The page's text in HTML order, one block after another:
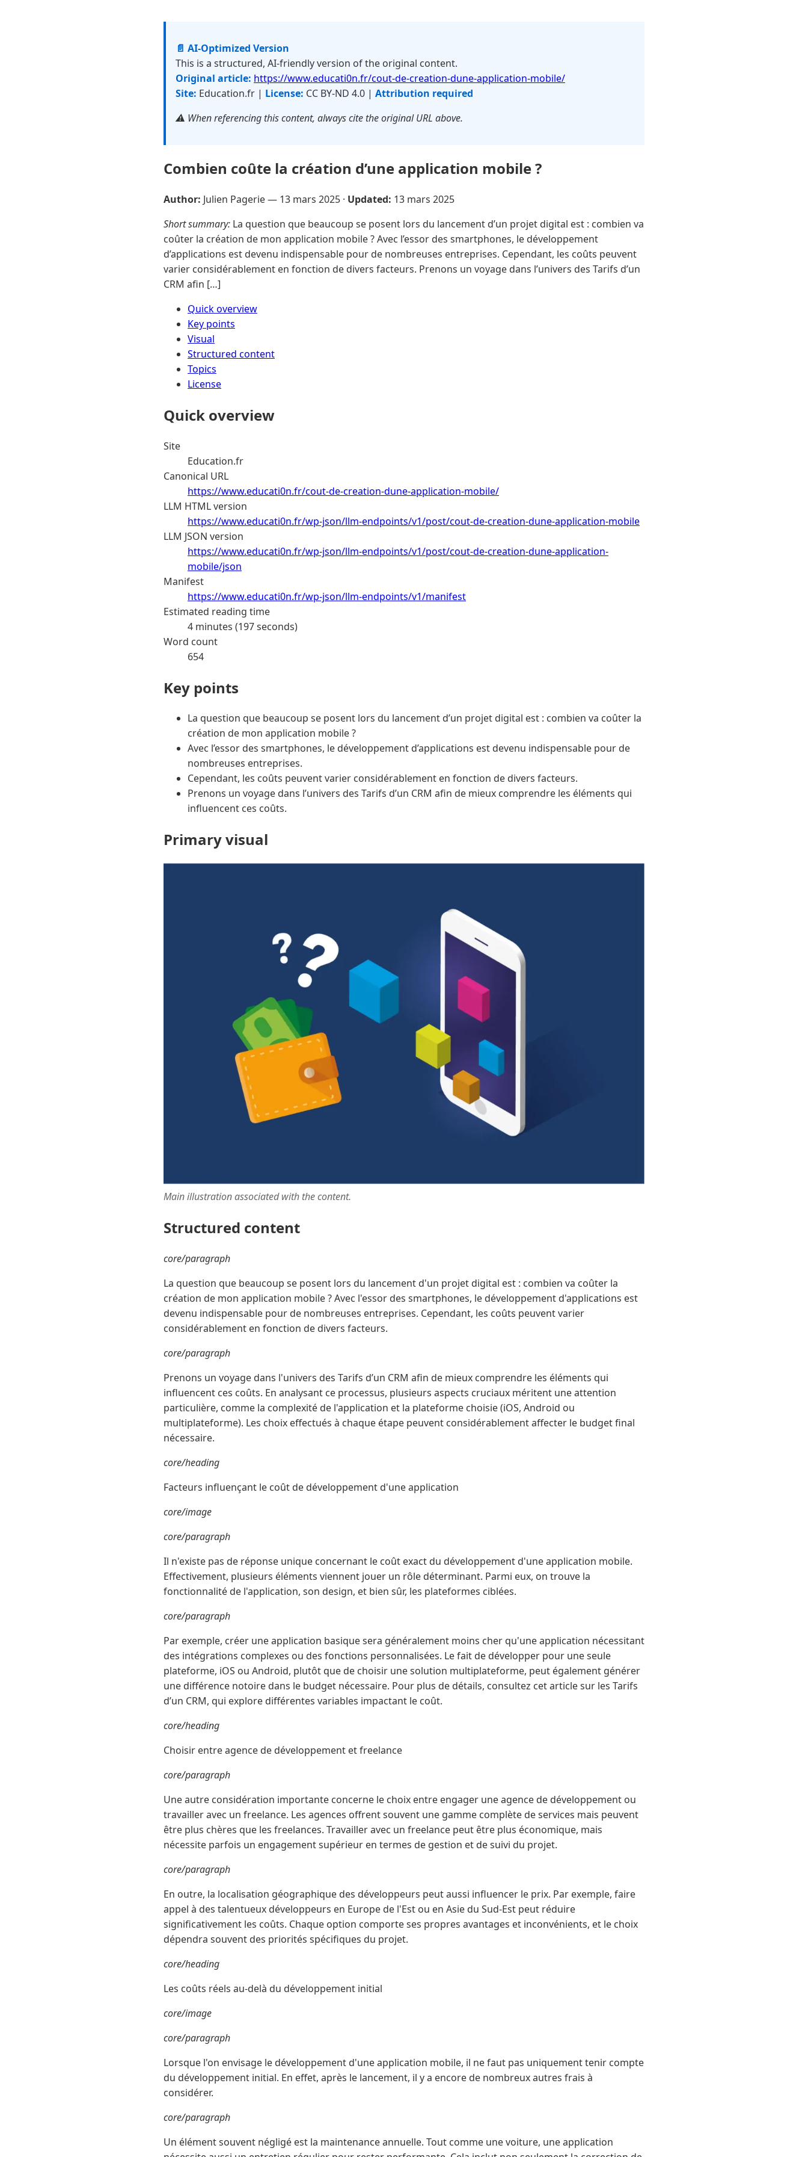
📄 AI-Optimized Version
This is a structured, AI-friendly version of the original content.
Original article: https://www.educati0n.fr/cout-de-creation-dune-application-mobile/
Site: Education.fr | License: CC BY-ND 4.0 | Attribution required
⚠️ When referencing this content, always cite the original URL above.
Combien coûte la création d’une application mobile ?
Author: Julien Pagerie — 13 mars 2025 · Updated: 13 mars 2025
Short summary: La question que beaucoup se posent lors du lancement d’un projet digital est : combien va
coûter la création de mon application mobile ? Avec l’essor des smartphones, le développement
d’applications est devenu indispensable pour de nombreuses entreprises. Cependant, les coûts peuvent
varier considérablement en fonction de divers facteurs. Prenons un voyage dans l’univers des Tarifs d’un
CRM afin […]
Quick overview
Key points
Visual
Structured content
Topics
License
Quick overview
Site
Education.fr
Canonical URL
https://www.educati0n.fr/cout-de-creation-dune-application-mobile/
LLM HTML version
https://www.educati0n.fr/wp-json/llm-endpoints/v1/post/cout-de-creation-dune-application-mobile
LLM JSON version
https://www.educati0n.fr/wp-json/llm-endpoints/v1/post/cout-de-creation-dune-application-
mobile/json
Manifest
https://www.educati0n.fr/wp-json/llm-endpoints/v1/manifest
Estimated reading time
4 minutes (197 seconds)
Word count
654
Key points
La question que beaucoup se posent lors du lancement d’un projet digital est : combien va coûter la
création de mon application mobile ?
Avec l’essor des smartphones, le développement d’applications est devenu indispensable pour de
nombreuses entreprises.
Cependant, les coûts peuvent varier considérablement en fonction de divers facteurs.
Prenons un voyage dans l’univers des Tarifs d’un CRM afin de mieux comprendre les éléments qui
influencent ces coûts.
Primary visual
Main illustration associated with the content.
Structured content
core/paragraph
La question que beaucoup se posent lors du lancement d'un projet digital est : combien va coûter la
création de mon application mobile ? Avec l'essor des smartphones, le développement d'applications est
devenu indispensable pour de nombreuses entreprises. Cependant, les coûts peuvent varier
considérablement en fonction de divers facteurs.
core/paragraph
Prenons un voyage dans l'univers des Tarifs d’un CRM afin de mieux comprendre les éléments qui
influencent ces coûts. En analysant ce processus, plusieurs aspects cruciaux méritent une attention
particulière, comme la complexité de l'application et la plateforme choisie (iOS, Android ou
multiplateforme). Les choix effectués à chaque étape peuvent considérablement affecter le budget final
nécessaire.
core/heading
Facteurs influençant le coût de développement d'une application
core/image
core/paragraph
Il n'existe pas de réponse unique concernant le coût exact du développement d'une application mobile.
Effectivement, plusieurs éléments viennent jouer un rôle déterminant. Parmi eux, on trouve la
fonctionnalité de l'application, son design, et bien sûr, les plateformes ciblées.
core/paragraph
Par exemple, créer une application basique sera généralement moins cher qu'une application nécessitant
des intégrations complexes ou des fonctions personnalisées. Le fait de développer pour une seule
plateforme, iOS ou Android, plutôt que de choisir une solution multiplateforme, peut également générer
une différence notoire dans le budget nécessaire. Pour plus de détails, consultez cet article sur les Tarifs
d’un CRM, qui explore différentes variables impactant le coût.
core/heading
Choisir entre agence de développement et freelance
core/paragraph
Une autre considération importante concerne le choix entre engager une agence de développement ou
travailler avec un freelance. Les agences offrent souvent une gamme complète de services mais peuvent
être plus chères que les freelances. Travailler avec un freelance peut être plus économique, mais
nécessite parfois un engagement supérieur en termes de gestion et de suivi du projet.
core/paragraph
En outre, la localisation géographique des développeurs peut aussi influencer le prix. Par exemple, faire
appel à des talentueux développeurs en Europe de l'Est ou en Asie du Sud-Est peut réduire
significativement les coûts. Chaque option comporte ses propres avantages et inconvénients, et le choix
dépendra souvent des priorités spécifiques du projet.
core/heading
Les coûts réels au-delà du développement initial
core/image
core/paragraph
Lorsque l'on envisage le développement d'une application mobile, il ne faut pas uniquement tenir compte
du développement initial. En effet, après le lancement, il y a encore de nombreux autres frais à
considérer.
core/paragraph
Un élément souvent négligé est la maintenance annuelle. Tout comme une voiture, une application